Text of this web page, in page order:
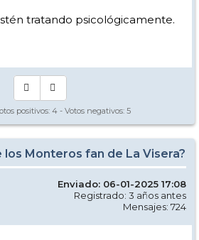
de las escuelas, ganan más con
junta de Andalucía autoriza.
supongo.
los culpables de nuestras desgracias.
tratando psicológicamente.
positivos: 4 - Votos negativos: 5
los Monteros fan de La Visera?
Enviado: 06-01-2025 17:08
Registrado: 3 años antes
Mensajes: 724